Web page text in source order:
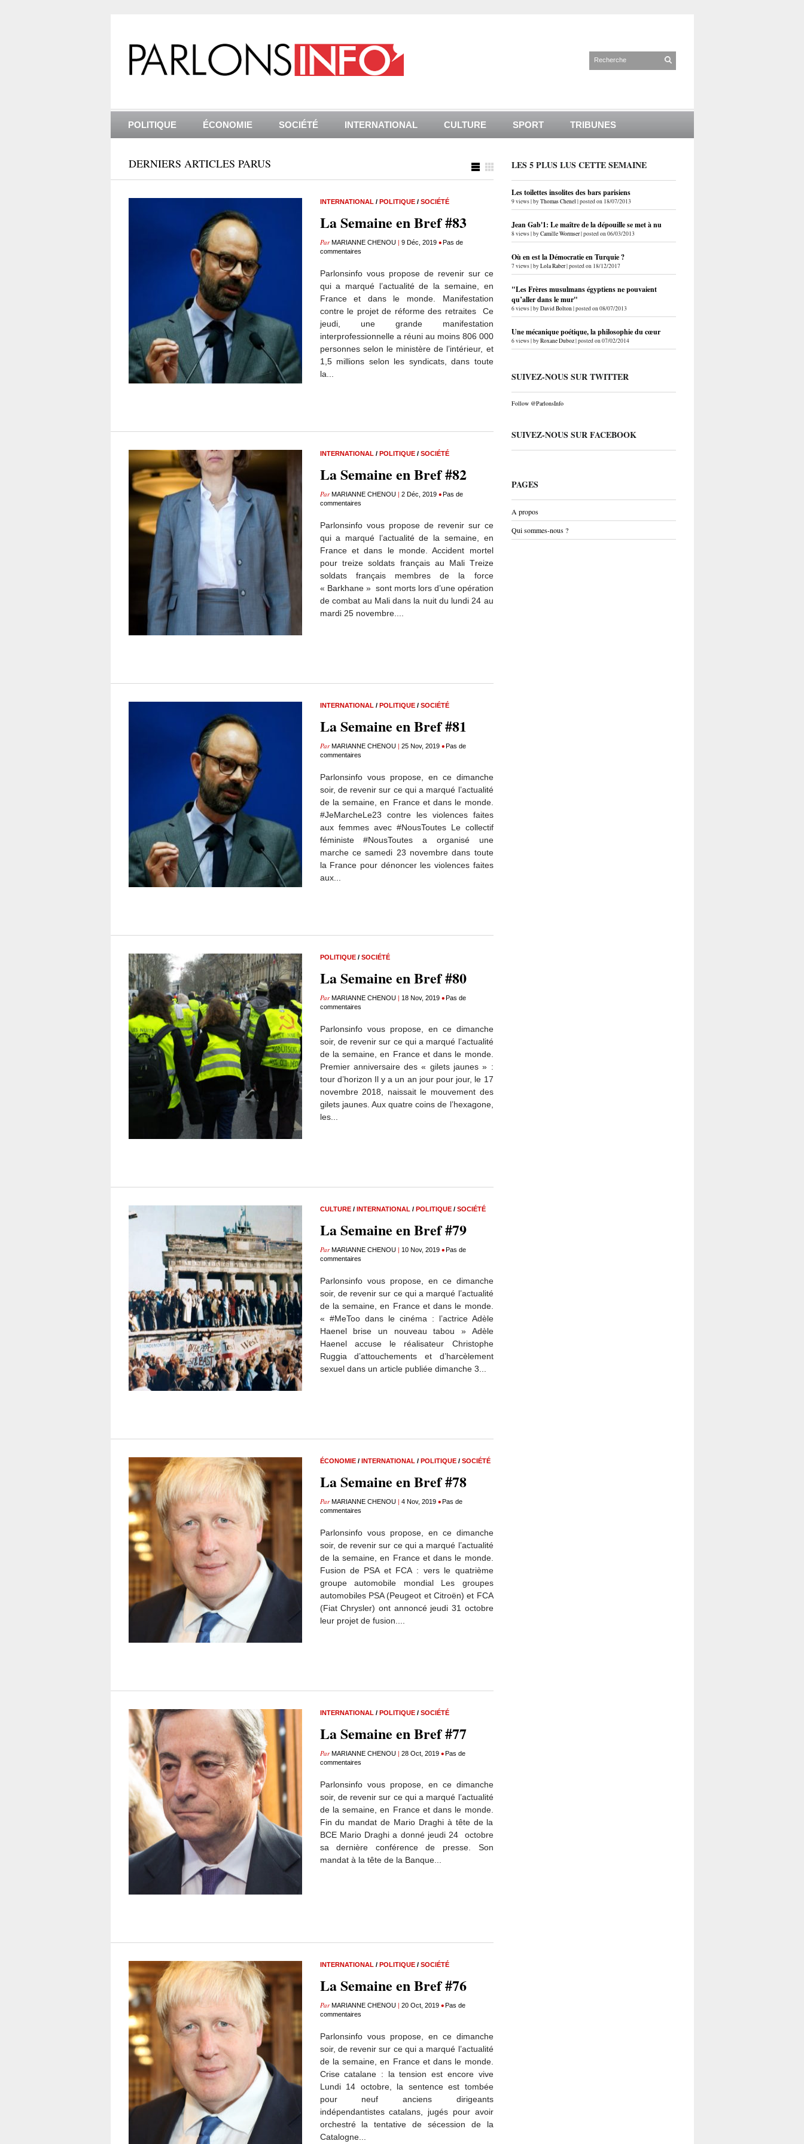
POLITIQUE ÉCONOMIE SOCIÉTÉ INTERNATIONAL CULTURE SPORT TRIBUNES
DERNIERS ARTICLES PARUS
INTERNATIONAL / POLITIQUE/ SOCIÉTÉ
La Semaine en Bref #83
ParMARIANNE CHENOU| 9 Déc, 2019 •Pas de
commentaires
Parlonsinfo vous propose de revenir sur ce
qui a marqué l’actualité de la semaine, en
France et dans le monde. Manifestation
contre le projet de réforme des retraites Ce
jeudi, une grande manifestation
interprofessionnelle a réuni au moins 806 000
personnes selon le ministère de l’intérieur, et
1,5 millions selon les syndicats, dans toute
la...
INTERNATIONAL / POLITIQUE/ SOCIÉTÉ
La Semaine en Bref #82
ParMARIANNE CHENOU| 2 Déc, 2019 •Pas de
commentaires
Parlonsinfo vous propose de revenir sur ce
qui a marqué l’actualité de la semaine, en
France et dans le monde. Accident mortel
pour treize soldats français au Mali Treize
soldats français membres de la force
« Barkhane » sont morts lors d’une opération
de combat au Mali dans la nuit du lundi 24 au
mardi 25 novembre....
INTERNATIONAL / POLITIQUE/ SOCIÉTÉ
La Semaine en Bref #81
ParMARIANNE CHENOU| 25 Nov, 2019 •Pas de
commentaires
Parlonsinfo vous propose, en ce dimanche
soir, de revenir sur ce qui a marqué l’actualité
de la semaine, en France et dans le monde.
#JeMarcheLe23 contre les violences faites
aux femmes avec #NousToutes Le collectif
féministe #NousToutes a organisé une
marche ce samedi 23 novembre dans toute
la France pour dénoncer les violences faites
aux...
POLITIQUE/ SOCIÉTÉ
La Semaine en Bref #80
ParMARIANNE CHENOU| 18 Nov, 2019 •Pas de
commentaires
Parlonsinfo vous propose, en ce dimanche
soir, de revenir sur ce qui a marqué l’actualité
de la semaine, en France et dans le monde.
Premier anniversaire des « gilets jaunes » :
tour d’horizon Il y a un an jour pour jour, le 17
novembre 2018, naissait le mouvement des
gilets jaunes. Aux quatre coins de l’hexagone,
les...
CULTURE/ INTERNATIONAL / POLITIQUE/ SOCIÉTÉ
La Semaine en Bref #79
ParMARIANNE CHENOU| 10 Nov, 2019 •Pas de
commentaires
Parlonsinfo vous propose, en ce dimanche
soir, de revenir sur ce qui a marqué l’actualité
de la semaine, en France et dans le monde.
« #MeToo dans le cinéma : l’actrice Adèle
Haenel brise un nouveau tabou » Adèle
Haenel accuse le réalisateur Christophe
Ruggia d’attouchements et d’harcèlement
sexuel dans un article publiée dimanche 3...
ÉCONOMIE/ INTERNATIONAL / POLITIQUE/ SOCIÉTÉ
La Semaine en Bref #78
ParMARIANNE CHENOU| 4 Nov, 2019 •Pas de
commentaires
Parlonsinfo vous propose, en ce dimanche
soir, de revenir sur ce qui a marqué l’actualité
de la semaine, en France et dans le monde.
Fusion de PSA et FCA : vers le quatrième
groupe automobile mondial Les groupes
automobiles PSA (Peugeot et Citroën) et FCA
(Fiat Chrysler) ont annoncé jeudi 31 octobre
leur projet de fusion....
INTERNATIONAL / POLITIQUE/ SOCIÉTÉ
La Semaine en Bref #77
ParMARIANNE CHENOU| 28 Oct, 2019 •Pas de
commentaires
Parlonsinfo vous propose, en ce dimanche
soir, de revenir sur ce qui a marqué l’actualité
de la semaine, en France et dans le monde.
Fin du mandat de Mario Draghi à tête de la
BCE Mario Draghi a donné jeudi 24 octobre
sa dernière conférence de presse. Son
mandat à la tête de la Banque...
INTERNATIONAL / POLITIQUE/ SOCIÉTÉ
La Semaine en Bref #76
ParMARIANNE CHENOU| 20 Oct, 2019 •Pas de
commentaires
Parlonsinfo vous propose, en ce dimanche
soir, de revenir sur ce qui a marqué l’actualité
de la semaine, en France et dans le monde.
Crise catalane : la tension est encore vive
Lundi 14 octobre, la sentence est tombée
pour neuf anciens dirigeants
indépendantistes catalans, jugés pour avoir
orchestré la tentative de sécession de la
Catalogne...
LES 5 PLUS LUS CETTE SEMAINE
Les toilettes insolites des bars parisiens
9 views|byThomas Chenel |posted on 18/07/2013
Jean Gab'1: Le maître de la dépouille se met à nu
8 views|byCamille Wormser|posted on 06/03/2013
Où en est la Démocratie en Turquie ?
7 views|byLola Raber|posted on 18/12/2017
"Les Frères musulmans égyptiens ne pouvaient
qu’aller dans le mur"
6 views|byDavid Bolton|posted on 08/07/2013
Une mécanique poétique, la philosophie du cœur
6 views|byRoxane Duboz|posted on 07/02/2014
SUIVEZ-NOUS SUR TWITTER
Follow @ParlonsInfo
SUIVEZ-NOUS SUR FACEBOOK
PAGES
A propos
Qui sommes-nous ?